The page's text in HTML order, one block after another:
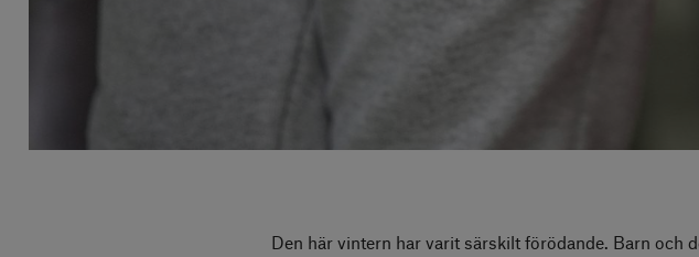
Den här vintern har varit särskilt förödande. Barn och